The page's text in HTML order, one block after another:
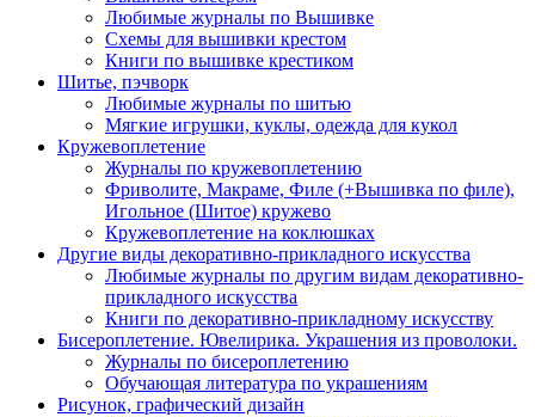
Любимые журналы по Вышивке
Схемы для вышивки крестом
Книги по вышивке крестиком
Шитье, пэчворк
Любимые журналы по шитью
Мягкие игрушки, куклы, одежда для кукол
Кружевоплетение
Журналы по кружевоплетению
Фриволите, Макраме, Филе (+Вышивка по филе),
Игольное (Шитое) кружево
Кружевоплетение на коклюшках
Другие виды декоративно-прикладного искусства
Любимые журналы по другим видам декоративно-
прикладного искусства
Книги по декоративно-прикладному искусству
Бисероплетение. Ювелирика. Украшения из проволоки.
Журналы по бисероплетению
Обучающая литература по украшениям
Рисунок, графический дизайн